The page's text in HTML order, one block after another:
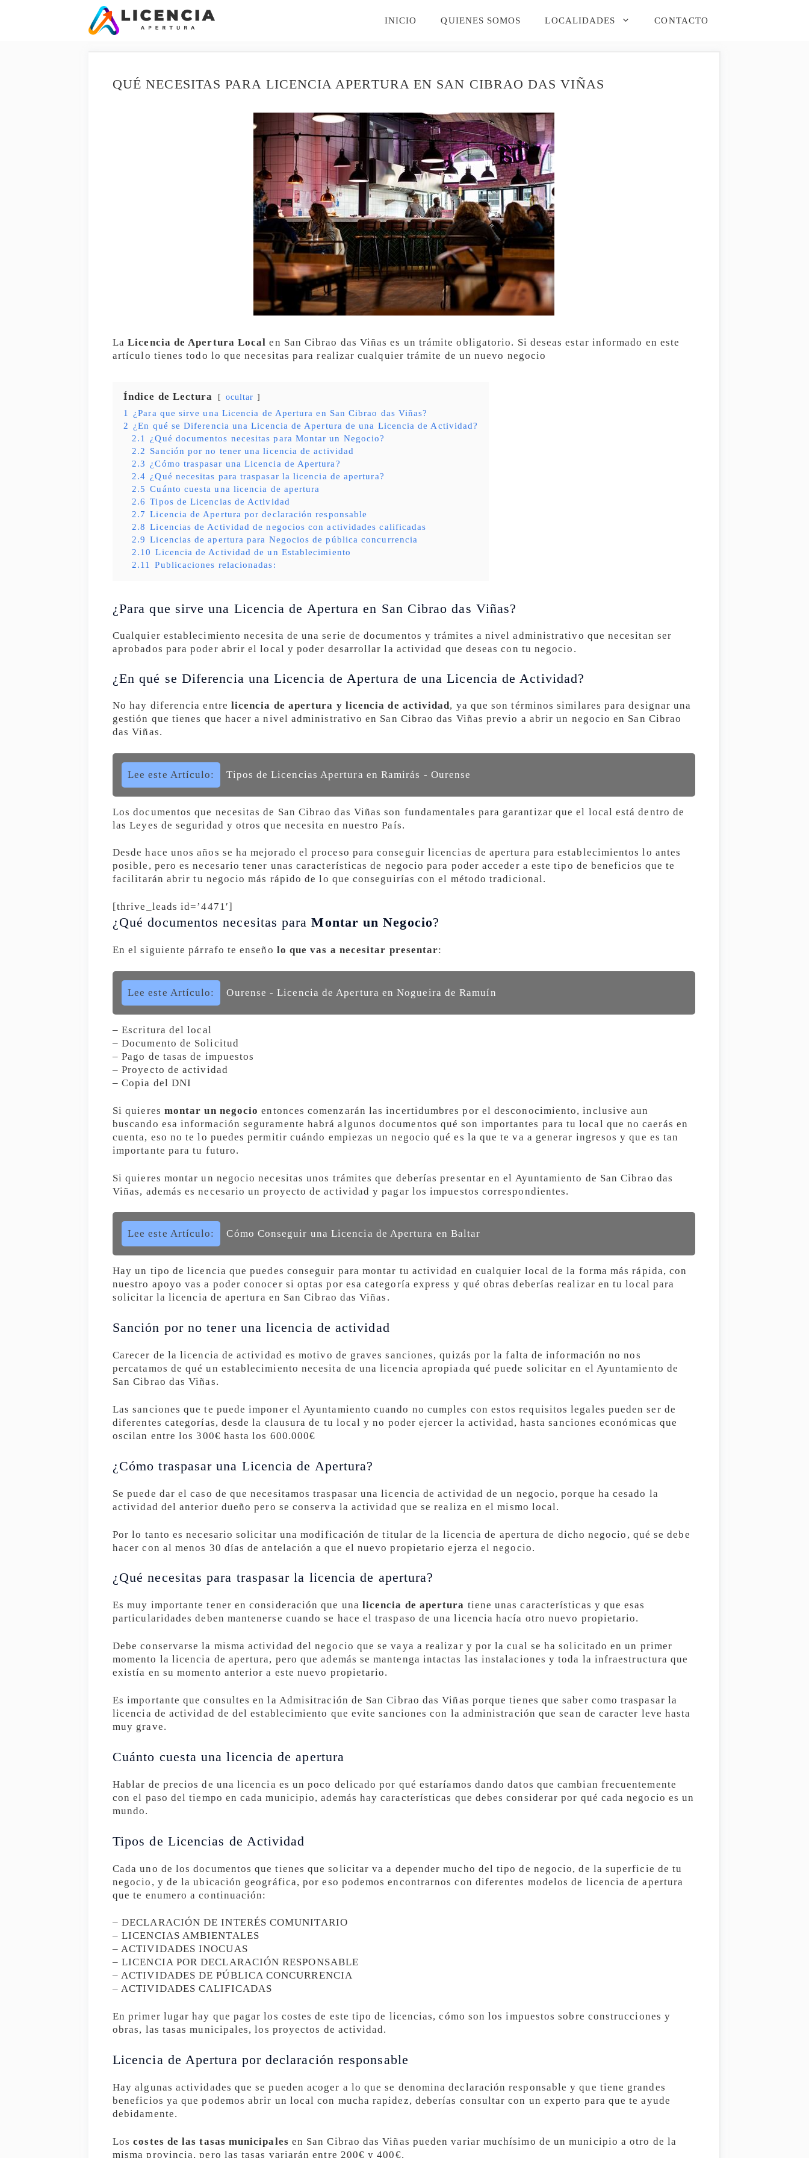
INICIO QUIENES SOMOS LOCALIDADES CONTACTO
QUÉ NECESITAS PARA LICENCIA APERTURA EN SAN CIBRAO DAS VIÑAS
LaLicencia de Apertura Local en San Cibrao das Viñas es un trámite obligatorio. Si deseas estar informado en este
artículo tienes todo lo que necesitas para realizar cualquier trámite de un nuevo negocio
Índice de Lectura ocultar
1
¿Para que sirve una Licencia de Apertura en San Cibrao das Viñas?
2 ¿En qué se Diferencia una Licencia de Apertura de una Licencia de Actividad?
2.1
¿Qué documentos necesitas para Montar un Negocio?
2.2 Sanción por no tener una licencia de actividad
2.3 ¿Cómo traspasar una Licencia de Apertura?
2.4 ¿Qué necesitas para traspasar la licencia de apertura?
2.5 Cuánto cuesta una licencia de apertura
2.6 Tipos de Licencias de Actividad
2.7 Licencia de Apertura por declaración responsable
2.8 Licencias de Actividad de negocios con actividades calificadas
2.9 Licencias de apertura para Negocios de pública concurrencia
2.10 Licencia de Actividad de un Establecimiento
2.11
Publicaciones relacionadas:
¿Para que sirve una Licencia de Apertura en San Cibrao das Viñas?
Cualquier establecimiento necesita de una serie de documentos y trámites a nivel administrativo que necesitan ser
aprobados para poder abrir el local y poder desarrollar la actividad que deseas con tu negocio.
¿En qué se Diferencia una Licencia de Apertura de una Licencia de Actividad?
No hay diferencia entre licencia de apertura y licencia de actividad, ya que son términos similares para designar una
gestión que tienes que hacer a nivel administrativo en San Cibrao das Viñas previo a abrir un negocio en San Cibrao
das Viñas.
Lee este Artículo: Tipos de Licencias Apertura en Ramirás - Ourense
Los documentos que necesitas de San Cibrao das Viñas son fundamentales para garantizar que el local está dentro de
las Leyes de seguridad y otros que necesita en nuestro País.
Desde hace unos años se ha mejorado el proceso para conseguir licencias de apertura para establecimientos lo antes
posible, pero es necesario tener unas características de negocio para poder acceder a este tipo de beneficios que te
facilitarán abrir tu negocio más rápido de lo que conseguirías con el método tradicional.
[thrive_leads id=’4471′]
¿Qué documentos necesitas paraMontar un Negocio?
En el siguiente párrafo te enseño lo que vas a necesitar presentar:
Lee este Artículo: Ourense - Licencia de Apertura en Nogueira de Ramuín
– Escritura del local
– Documento de Solicitud
– Pago de tasas de impuestos
– Proyecto de actividad
– Copia del DNI
Si quieres montar un negocio entonces comenzarán las incertidumbres por el desconocimiento, inclusive aun
buscando esa información seguramente habrá algunos documentos qué son importantes para tu local que no caerás en
cuenta, eso no te lo puedes permitir cuándo empiezas un negocio qué es la que te va a generar ingresos y que es tan
importante para tu futuro.
Si quieres montar un negocio necesitas unos trámites que deberías presentar en el Ayuntamiento de San Cibrao das
Viñas, además es necesario un proyecto de actividad y pagar los impuestos correspondientes.
Lee este Artículo: Cómo Conseguir una Licencia de Apertura en Baltar
Hay un tipo de licencia que puedes conseguir para montar tu actividad en cualquier local de la forma más rápida, con
nuestro apoyo vas a poder conocer si optas por esa categoría express y qué obras deberías realizar en tu local para
solicitar la licencia de apertura en San Cibrao das Viñas.
Sanción por no tener una licencia de actividad
Carecer de la licencia de actividad es motivo de graves sanciones, quizás por la falta de información no nos
percatamos de qué un establecimiento necesita de una licencia apropiada qué puede solicitar en el Ayuntamiento de
San Cibrao das Viñas.
Las sanciones que te puede imponer el Ayuntamiento cuando no cumples con estos requisitos legales pueden ser de
diferentes categorías, desde la clausura de tu local y no poder ejercer la actividad, hasta sanciones económicas que
oscilan entre los 300€ hasta los 600.000€
¿Cómo traspasar una Licencia de Apertura?
Se puede dar el caso de que necesitamos traspasar una licencia de actividad de un negocio, porque ha cesado la
actividad del anterior dueño pero se conserva la actividad que se realiza en el mismo local.
Por lo tanto es necesario solicitar una modificación de titular de la licencia de apertura de dicho negocio, qué se debe
hacer con al menos 30 días de antelación a que el nuevo propietario ejerza el negocio.
¿Qué necesitas para traspasar la licencia de apertura?
Es muy importante tener en consideración que una licencia de apertura tiene unas características y que esas
particularidades deben mantenerse cuando se hace el traspaso de una licencia hacía otro nuevo propietario.
Debe conservarse la misma actividad del negocio que se vaya a realizar y por la cual se ha solicitado en un primer
momento la licencia de apertura, pero que además se mantenga intactas las instalaciones y toda la infraestructura que
existía en su momento anterior a este nuevo propietario.
Es importante que consultes en la Admisitración de San Cibrao das Viñas porque tienes que saber como traspasar la
licencia de actividad de del establecimiento que evite sanciones con la administración que sean de caracter leve hasta
muy grave.
Cuánto cuesta una licencia de apertura
Hablar de precios de una licencia es un poco delicado por qué estaríamos dando datos que cambian frecuentemente
con el paso del tiempo en cada municipio, además hay características que debes considerar por qué cada negocio es un
mundo.
Tipos de Licencias de Actividad
Cada uno de los documentos que tienes que solicitar va a depender mucho del tipo de negocio, de la superficie de tu
negocio, y de la ubicación geográfica, por eso podemos encontrarnos con diferentes modelos de licencia de apertura
que te enumero a continuación:
– DECLARACIÓN DE INTERÉS COMUNITARIO
– LICENCIAS AMBIENTALES
– ACTIVIDADES INOCUAS
– LICENCIA POR DECLARACIÓN RESPONSABLE
– ACTIVIDADES DE PÚBLICA CONCURRENCIA
– ACTIVIDADES CALIFICADAS
En primer lugar hay que pagar los costes de este tipo de licencias, cómo son los impuestos sobre construcciones y
obras, las tasas municipales, los proyectos de actividad.
Licencia de Apertura por declaración responsable
Hay algunas actividades que se pueden acoger a lo que se denomina declaración responsable y que tiene grandes
beneficios ya que podemos abrir un local con mucha rapidez, deberías consultar con un experto para que te ayude
debidamente.
Loscostes de las tasas municipales en San Cibrao das Viñas pueden variar muchísimo de un municipio a otro de la
misma provincia, pero las tasas variarán entre 200€ y 400€.